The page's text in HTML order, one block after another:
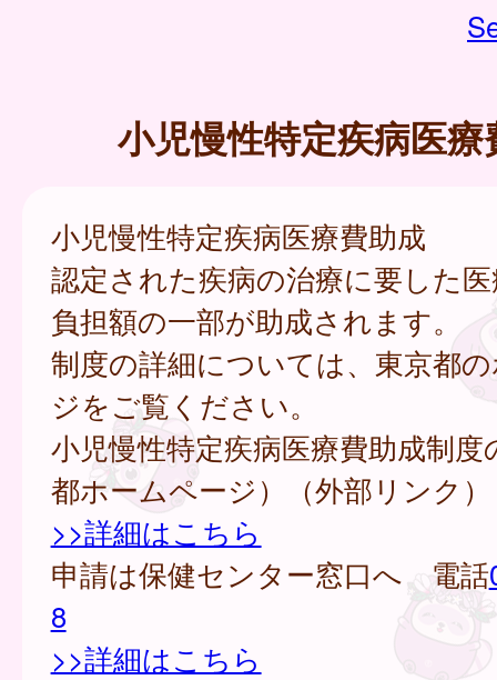
小児慢性特定疾病医療
小児慢性特定疾病医療費助成
認定された疾病の治療に要した
負担額の一部が助成されます。
制度の詳細については、東京都
ジをご覧ください。
小児慢性特定疾病医療費助成制度
都ホームページ）（外部リンク）
>>詳細はこちら
申請は保健センター窓口へ 電話
8
>>詳細はこちら